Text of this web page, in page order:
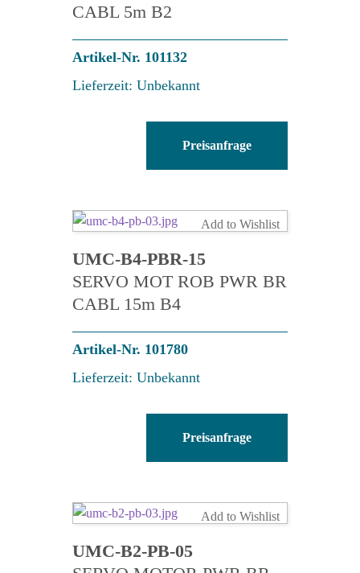
CABL 5m B2
Artikel-Nr. 101132
Lieferzeit: Unbekannt
PBR-
Menge
Preisanfrage
Add to Wishlist
UMC-B4-PBR-15
SERVO MOT ROB PWR BR
CABL 15m B4
Artikel-Nr. 101780
Lieferzeit: Unbekannt
PBR-
Menge
Preisanfrage
Add to Wishlist
UMC-B2-PB-05